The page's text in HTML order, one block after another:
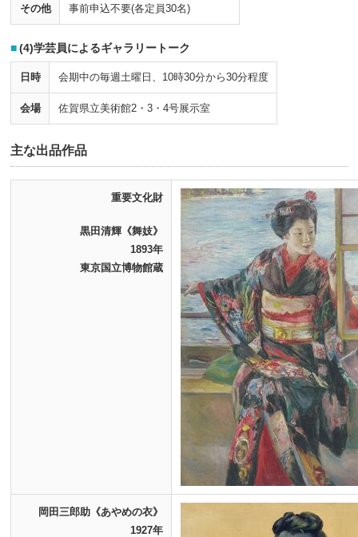
その他 事前申込不要(各定員30名)
(4)学芸員によるギャラリートーク
日時 会期中の毎週土曜日、10時30分から30分程度
会場 佐賀県立美術館2・3・4号展示室
主な出品作品
重要文化財
黒田清輝《舞妓》
1893年
東京国立博物館蔵
岡田三郎助《あやめの衣》
1927年